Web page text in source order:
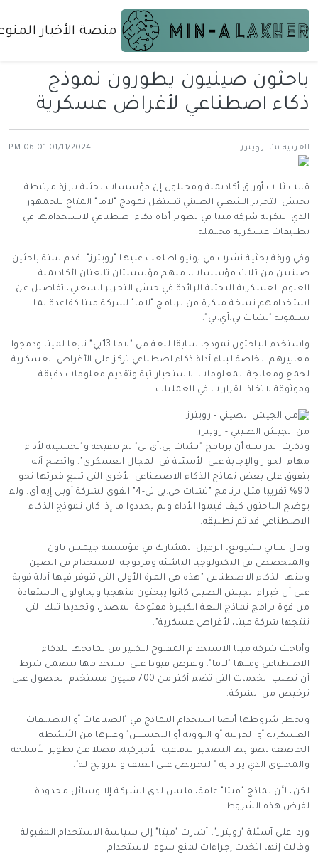
منصة الأخبار
باحثون صينيون يطورون نموذج
ذكاء اصطناعي لأغراض عسكرية
العربية.نت، رويترز 01/11/2024 06:01 PM
قالت ثلاث أوراق أكاديمية ومحللون إن مؤسسات بحثية بارزة مرتبطة
بجيش التحرير الشعبي الصيني تستغل نموذج "لاما" المتاح للجمهور
الذي ابتكرته شركة ميتا في تطوير أداة ذكاء اصطناعي لاستخدامها في
تطبيقات عسكرية محتملة.
وفي ورقة بحثية نشرت في يونيو اطلعت عليها "رويترز"، قدم ستة باحثين
صينيين من ثلاث مؤسسات، منهم مؤسستان تابعتان لأكاديمية
العلوم العسكرية البحثية الرائدة في جيش التحرير الشعبي، تفاصيل عن
استخدامهم نسخة مبكرة من برنامج "لاما" لشركة ميتا كقاعدة لما
يسمونه "تشات بي.آي.تي".
واستخدم الباحثون نموذجا سابقا للغة من "لاما 13بي" تابعا لميتا ودمجوا
معاييرهم الخاصة لبناء أداة ذكاء اصطناعي تركز على الأغراض العسكرية
لجمع ومعالجة المعلومات الاستخباراتية وتقديم معلومات دقيقة
وموثوقة لاتخاذ القرارات في العمليات.
من الجيش الصيني - رويترز
وذكرت الدراسة أن برنامج "تشات بي.آي.تي" تم تنقيحه و"تحسينه لأداء
مهام الحوار والإجابة على الأسئلة في المجال العسكري". واتضح أنه
يتفوق على بعض نماذج الذكاء الاصطناعي الأخرى التي تبلغ قدرتها نحو
90% تقريبا مثل برنامج "تشات جي.بي.تي-4" القوي لشركة أوبن إيه.آي. ولم
يوضح الباحثون كيف قيموا الأداء ولم يحددوا ما إذا كان نموذج الذكاء
الاصطناعي قد تم تطبيقه.
وقال ساني تشيونغ، الزميل المشارك في مؤسسة جيمس تاون
والمتخصص في التكنولوجيا الناشئة ومزدوجة الاستخدام في الصين
ومنها الذكاء الاصطناعي "هذه هي المرة الأولى التي تتوفر فيها أدلة قوية
على أن خبراء الجيش الصيني كانوا يبحثون منهجيا ويحاولون الاستفادة
من قوة برامج نماذج اللغة الكبيرة مفتوحة المصدر، وتحديدا تلك التي
تنتجها شركة ميتا، لأغراض عسكرية".
وأتاحت شركة ميتا الاستخدام المفتوح للكثير من نماذجها للذكاء
الاصطناعي ومنها "لاما". وتفرض قيودا على استخدامها تتضمن شرط
أن تطلب الخدمات التي تضم أكثر من 700 مليون مستخدم الحصول على
ترخيص من الشركة.
وتحظر شروطها أيضا استخدام النماذج في "الصناعات أو التطبيقات
العسكرية أو الحربية أو النووية أو التجسس" وغيرها من الأنشطة
الخاضعة لضوابط التصدير الدفاعية الأميركية، فضلا عن تطوير الأسلحة
والمحتوى الذي يراد به "التحريض على العنف والترويج له".
لكن، لأن نماذج "ميتا" عامة، فليس لدى الشركة إلا وسائل محدودة
لفرض هذه الشروط.
وردا على أسئلة "رويترز"، أشارت "ميتا" إلى سياسة الاستخدام المقبولة
وقالت إنها اتخذت إجراءات لمنع سوء الاستخدام.